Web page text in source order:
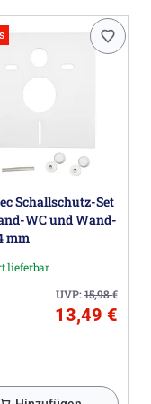
Schallschutz-Set
WC und Wand-
mm
lieferbar
UVP:15,98€
13,49 €